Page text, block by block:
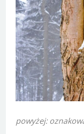
powyżej: